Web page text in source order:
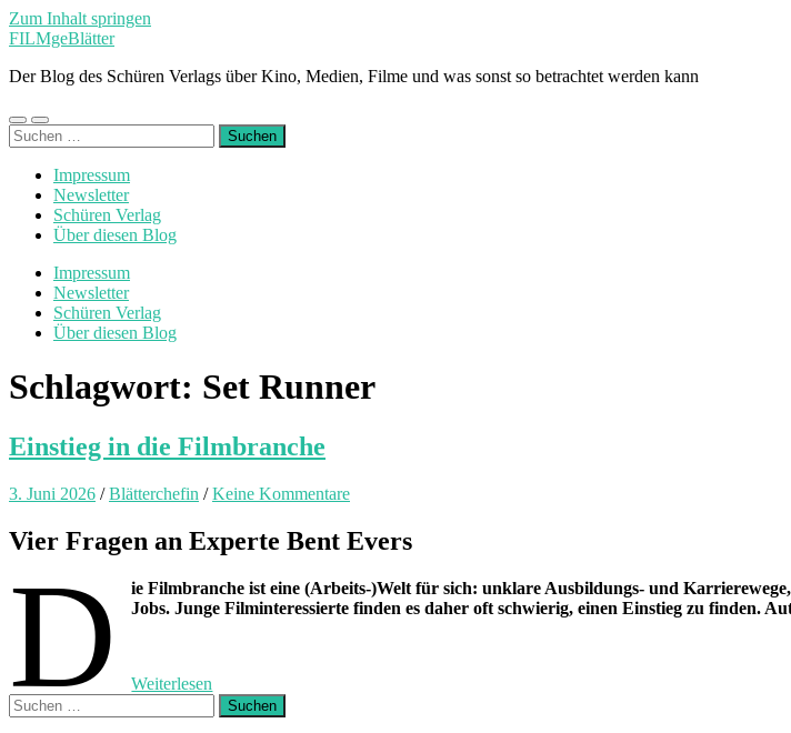
Zum Inhalt springen
FILMgeBlätter
Der Blog des Schüren Verlags über Kino, Medien, Filme und was sonst so betrachtet werden kann
Mobile-
Menü
Suchfeld
ein-/ausblenden
Suchen
nach:
Impressum
Newsletter
Schüren Verlag
Über diesen Blog
Impressum
Newsletter
Schüren Verlag
Über diesen Blog
Schlagwort: Set Runner
Einstieg in die Filmbranche
3. Juni 2026 /Blätterchefin /Keine Kommentare
Vier Fragen an Experte Bent Evers
D
ie Filmbranche ist eine (Arbeits-)Welt für sich: unklare Ausbildungs- und
Jobs. Junge Filminteressierte finden es daher oft schwierig, einen Einstieg zu finden.
Weiterlesen
Suchen
nach: